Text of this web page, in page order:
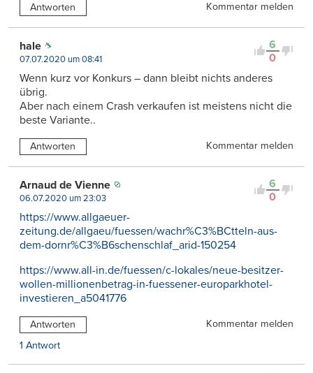
Antworten Kommentar melden
6
0
hale
07.07.2020 um 08:41
Wenn kurz vor Konkurs – dann bleibt nichts anderes
übrig.
Aber nach einem Crash verkaufen ist meistens nicht die
beste Variante..
Antworten Kommentar melden
6
0
Arnaud de Vienne
06.07.2020 um 23:03
https://www.allgaeuer-
zeitung.de/allgaeu/fuessen/wachr%C3%BCtteln-aus-
dem-dornr%C3%B6schenschlaf_arid-150254
https://www.all-in.de/fuessen/c-lokales/neue-besitzer-
wollen-millionenbetrag-in-fuessener-europarkhotel-
investieren_a5041776
Antworten
Kommentar melden
1 Antwort